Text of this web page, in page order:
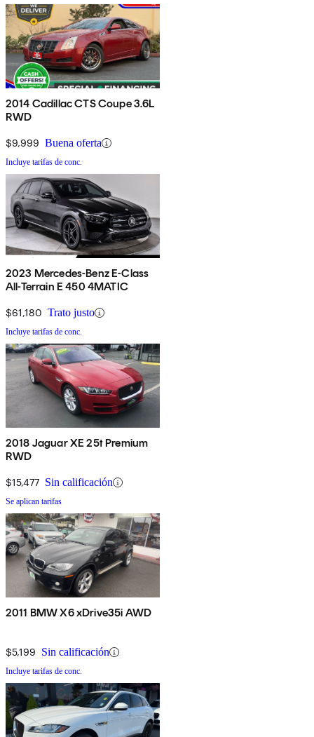
2014 Cadillac CTS Coupe 3.6L
RWD
$9,999 Buena oferta
Incluye tarifas de conc.
2023 Mercedes-Benz E-Class
All-Terrain E 450 4MATIC
$61,180 Trato justo
Incluye tarifas de conc.
2018 Jaguar XE 25t Premium
RWD
$15,477 Sin calificación
Se aplican tarifas
2011 BMW X6 xDrive35i AWD
$5,199 Sin calificación
Incluye tarifas de conc.